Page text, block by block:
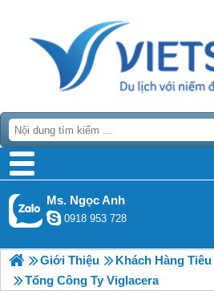
Ms. Ngọc Anh
0918 953 728
Giới Thiệu
Khách Hàng
Tổng Công Ty Viglacera